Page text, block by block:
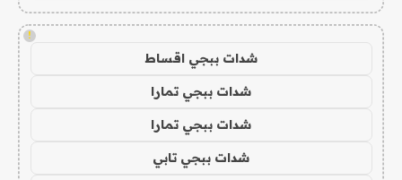
!
شدات ببجي اقساط
شدات ببجي تمارا
شدات ببجي تمارا
شدات ببجي تابي